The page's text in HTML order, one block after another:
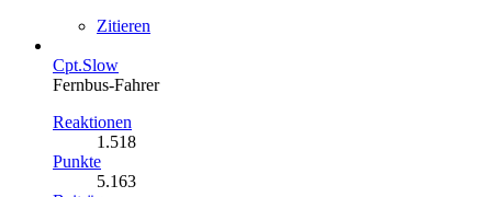
Zitieren
Cpt.Slow
Fernbus-Fahrer
Reaktionen
1.518
Punkte
5.163